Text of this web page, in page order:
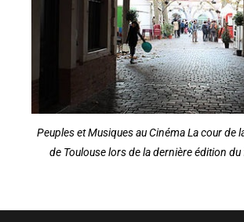
Peuples et Musiques au Cinéma La cour de
de Toulouse lors de la dernière édition